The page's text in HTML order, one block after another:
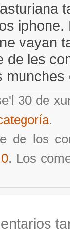
vayan
de les
munches
30 de
.
de los
. Los